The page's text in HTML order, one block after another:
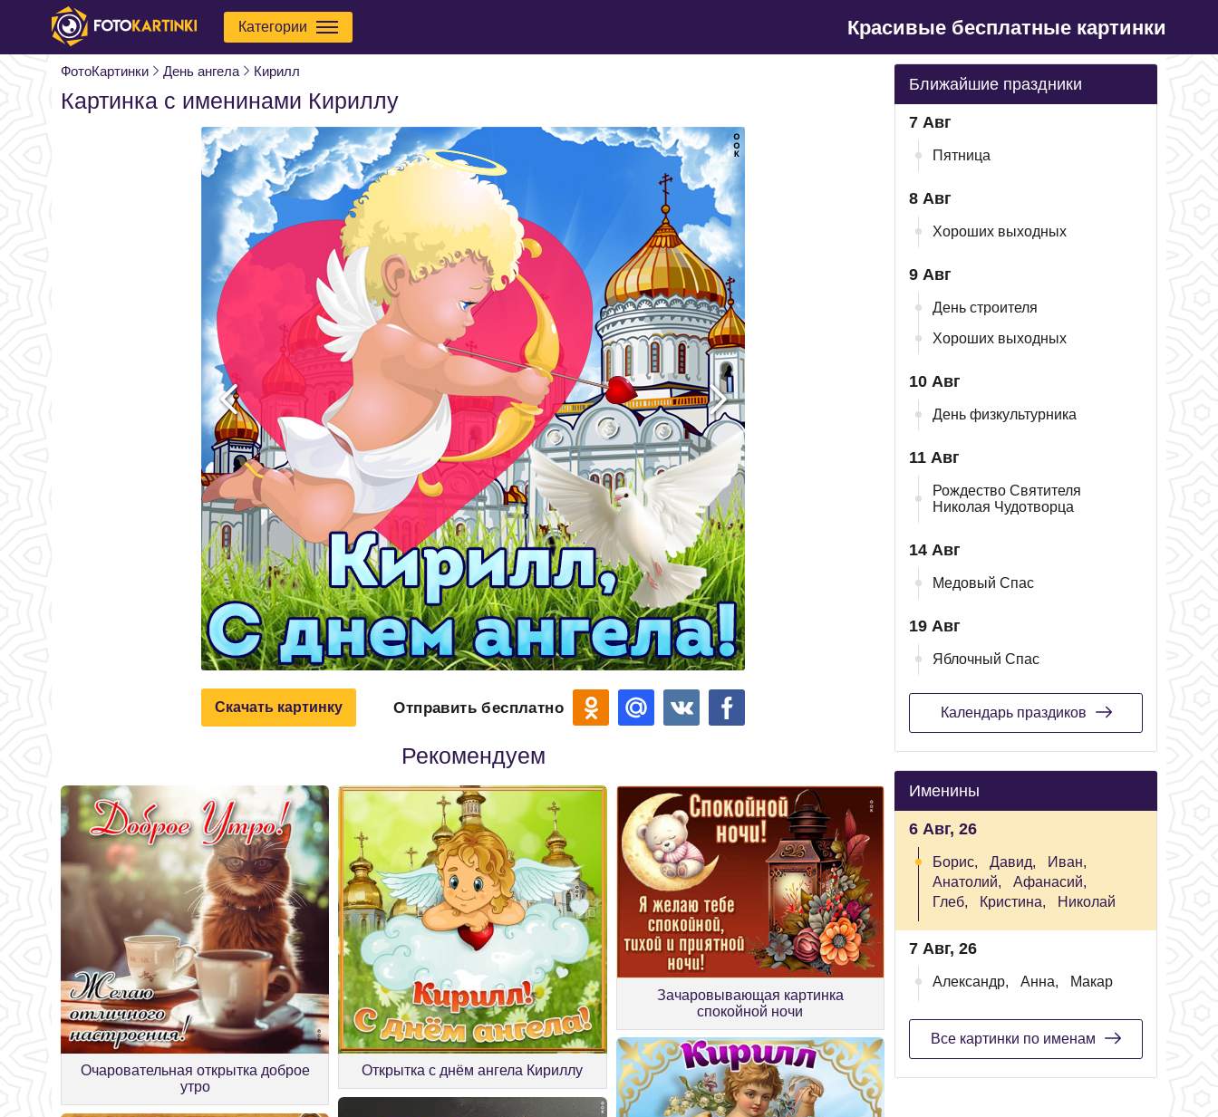
Категории Красивые бесплатные картинки
ФотоКартинки День ангела Кирилл
Картинка с именинами Кириллу
Скачать картинку Отправить бесплатно
Рекомендуем
Очаровательная открытка доброе
утро
Открытка с днём ангела Кириллу
Зачаровывающая картинка
спокойной ночи
Ближайшие праздники
7 Авг
Пятница
8 Авг
Хороших выходных
9 Авг
День строителя
Хороших выходных
10 Авг
День физкультурника
11 Авг
Рождество Святителя
Николая Чудотворца
14 Авг
Медовый Спас
19 Авг
Яблочный Спас
Календарь праздиков
Именины
6 Авг, 26
Борис, Давид,
Иван,
Анатолий,
Афанасий,
Глеб,
Кристина, Николай
7 Авг, 26
Александр, Анна, Макар
Все картинки по именам